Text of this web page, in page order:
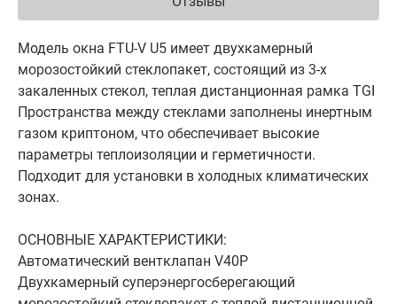
Модель окна FTU-V U5 имеет двухкамерный
морозостойкий стеклопакет, состоящий из 3-х
закаленных стекол, теплая дистанционная рамка TGI
Пространства между стеклами заполнены инертным
газом криптоном, что обеспечивает высокие
параметры теплоизоляции и герметичности.
Подходит для установки в холодных климатических
зонах.
ОСНОВНЫЕ ХАРАКТЕРИСТИКИ:
Автоматический вентклапан V40P
Двухкамерный суперэнергосберегающий